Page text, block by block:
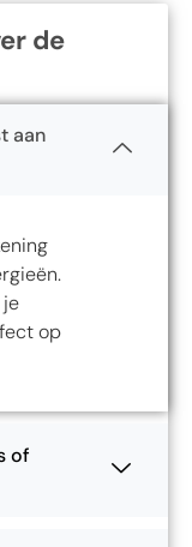
de
aan
op
of